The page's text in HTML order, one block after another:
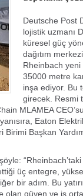
Deutsche Post
lojistik uzmanı
küresel güç
dağıtım
Rheinbach
35000 metre
inşa ediyor. Bu
girecek. Resmi
MLAMEA
Eaton
Başkan
üç entegre,
bir adım. Bu
güven ve iş